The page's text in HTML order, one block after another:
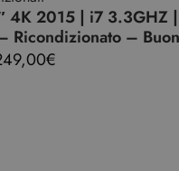
4K 2015 | i7 3.3GHZ
Ricondizionato –
€